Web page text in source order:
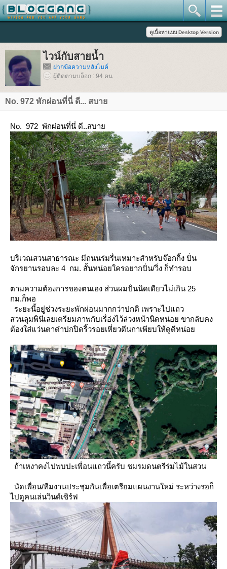
ไวน์กับสายน้ำ
ฝากข้อความหลังไมค์
ผู้ติดตามบล็อก : 94 คน
No. 972 พักผ่อนที่นี่ ดี... สบา
No. 972 พักผ่อนที่นี่ ดี..สบา
บริเวณสวนสาธารณะ มีถนนร่มรื่นเหมาะสำหรับจ๊อกกิ้ง ปั่น
จักรยานรอบละ 4 กม. สั้นหน่อยใครอยากปั่น/วิ่ง ก็ทำรอบ
ตามความต้องการของตนเอง ส่วนผมปั่นนิดเดียวไม่เกิน 25
กม.ก็พอ
ระยะนี้อยู่ช่วงระยะพักผ่อนมากกว่าปกติ เพราะไปแถว
สวนลุมพินีเลยเตรียมภาพกับเรื่อ่งไว้ล่วงหน้านิดหน่อ ขากลับคง
ต้องใส่แว่นตาดำปกปิดริ้วรอยเหี่ยวตีนกาเพียบให้ดูดีหน่อ
ถ้าเหงาคงไปพบปะเพื่อนแถวนี้ครับ ชมรมดนตรีร่มไม้ในสวน
นัดเพื่อน/ทีมงานประชุมกันเพื่อเตรียมแผนงานใหม่ ระหว่างรอก็
ไปดูคนเล่นวินด์เซิร์ฟ